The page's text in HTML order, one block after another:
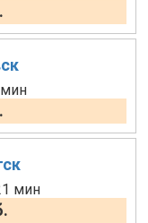
мин